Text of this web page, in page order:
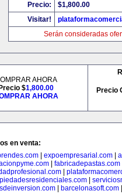
Precio:
$1,800.00
Visitar!
Serán consideradas
AHORA
Precio $1,800.00
AHORA
Precio
en venta:
expoempresarial.com
fabricadepastas.com
|
barcelonasoft.com